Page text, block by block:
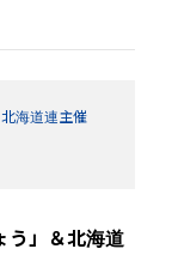
海道連主催
う」＆北海道